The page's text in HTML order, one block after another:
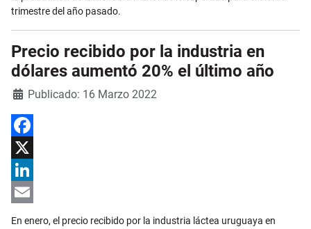
trimestre del año pasado.
Precio recibido por la industria en
dólares aumentó 20% el último año
DetallesPublicado: 16 Marzo 2022
Facebook
X
LinkedIn
En enero, el precio recibido por la industria láctea uruguaya en